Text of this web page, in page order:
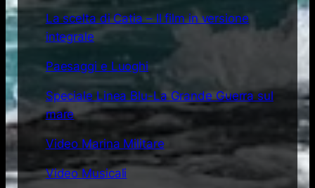
La scelta di Catia – Il film in versione
integrale
Paesaggi e Luoghi
Speciale Linea Blu-La Grande Guerra sul
mare
Video Marina Militare
Video Musicali